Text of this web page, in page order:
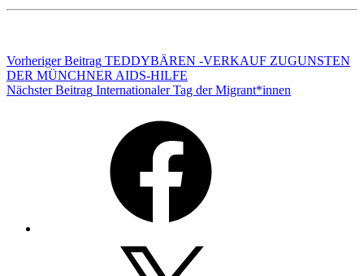
Verschlagwortet
70.
Jahrestag,
Beitragsnavigation
Vorheriger Beitrag TEDDYBÄREN -VERKAUF ZUGUNSTEN
DER MÜNCHNER AIDS-HILFE
Nächster Beitrag Internationaler Tag der Migrant*innen